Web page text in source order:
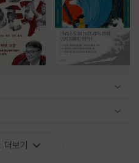
더보기